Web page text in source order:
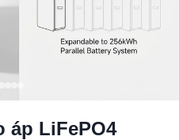
áp LiFePO4